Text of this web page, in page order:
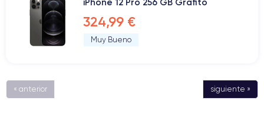
324,99 €
Muy Bueno
« anterior siguiente »